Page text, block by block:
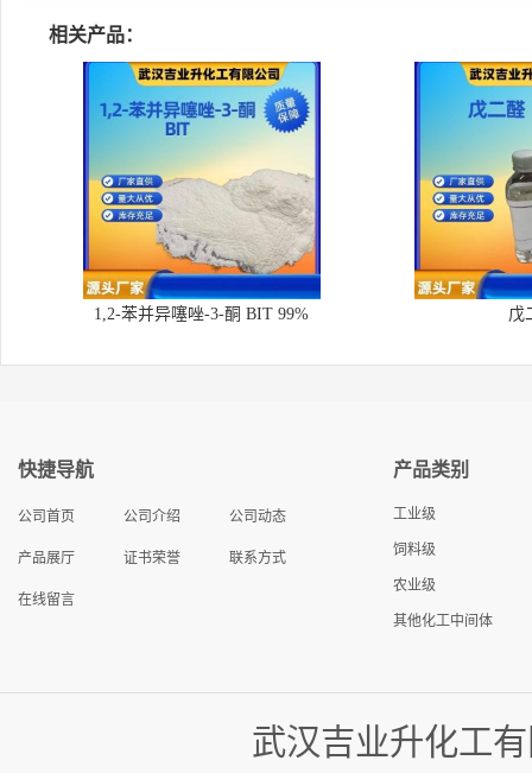
相关产品：
1,2-苯并异噻唑-3-酮 BIT 99% 戊
快捷导航
公司首页 公司介绍 公司动态
产品展厅 证书荣誉 联系方式
在线留言
产品类别
工业级
饲料级
农业级
其他化工中间体
武汉吉业升化工